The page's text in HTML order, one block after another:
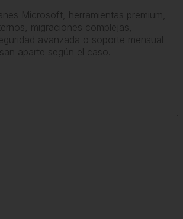
Microsoft, herramientas premium,
migraciones complejas,
avanzada o soporte mensual
aparte según el caso.